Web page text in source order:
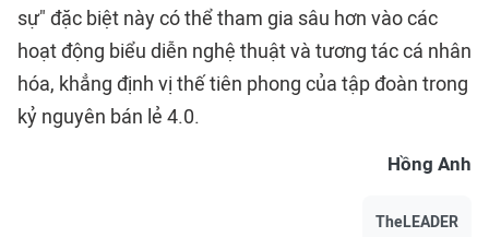
sự" đặc biệt này có thể tham gia sâu hơn vào các
hoạt động biểu diễn nghệ thuật và tương tác cá nhân
hóa, khẳng định vị thế tiên phong của tập đoàn trong
kỷ nguyên bán lẻ 4.0.
Hồng Anh
TheLEADER